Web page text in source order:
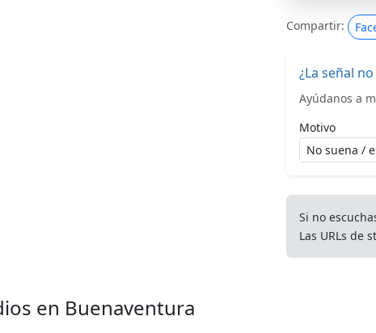
Compartir:
¿La señal
Ayúdanos a
Motivo
Si no
Las URLs de
en Buenaventura